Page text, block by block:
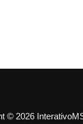
© 2026